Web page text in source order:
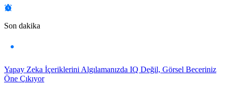
Son dakika
Yapay Zeka İçeriklerini Algılamanızda IQ Değil, Görsel Beceriniz
Öne Çıkıyor